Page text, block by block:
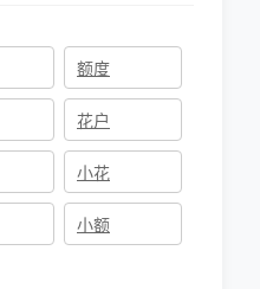
额度
花户
小花
小额